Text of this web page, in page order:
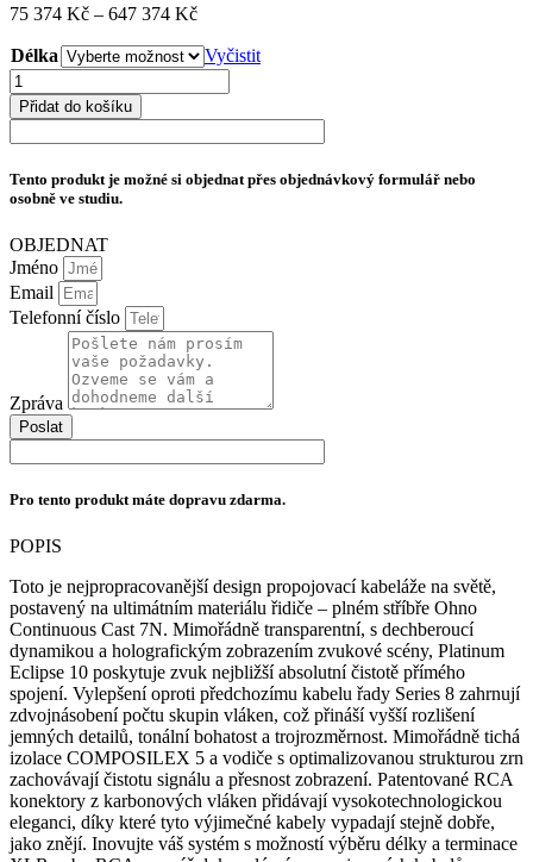
75 374 Kč – 647 374 KčRozpětí
75
374 Kč
až
647
374 Kč
Délka
Vyčistit
Wireworld
Platinum
Eclipse
10
množství
Přidat do košíku
Tento produkt je možné si objednat přes objednávkový formulář nebo
osobně ve studiu.
OBJEDNAT
Jméno
Email
Telefonní číslo
Zpráva
Poslat
Pro tento produkt máte dopravu zdarma.
POPIS
Toto je nejpropracovanější design propojovací kabeláže na světě,
postavený na ultimátním materiálu řidiče – plném stříbře Ohno
Continuous Cast 7N. Mimořádně transparentní, s dechberoucí
dynamikou a holografickým zobrazením zvukové scény, Platinum
Eclipse 10 poskytuje zvuk nejbližší absolutní čistotě přímého
spojení. Vylepšení oproti předchozímu kabelu řady Series 8 zahrnují
zdvojnásobení počtu skupin vláken, což přináší vyšší rozlišení
jemných detailů, tonální bohatost a trojrozměrnost. Mimořádně tichá
izolace COMPOSILEX 5 a vodiče s optimalizovanou strukturou zrn
zachovávají čistotu signálu a přesnost zobrazení. Patentované RCA
konektory z karbonových vláken přidávají vysokotechnologickou
eleganci, díky které tyto výjimečné kabely vypadají stejně dobře,
jako znějí. Inovujte váš systém s možností výběru délky a terminace